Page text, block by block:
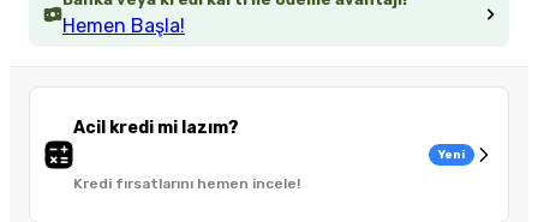
Hemen Başla!
Acil kredi mi lazım?
Kredi fırsatlarını hemen incele!
Yeni